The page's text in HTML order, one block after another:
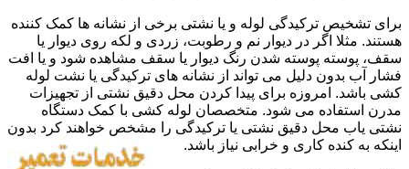
برای تشخیص ترکیدگی لوله و یا نشتی برخی از نشانه ها کمک کننده
هستند. مثلا اگر در دیوار نم و رطوبت، زردی و لکه روی دیوار یا
سقف، پوسته پوسته شدن رنگ دیوار یا سقف مشاهده شود و یا افت
فشار آب بدون دلیل می تواند از نشانه های ترکیدگی یا نشت لوله
کشی باشد. امروزه برای پیدا کردن محل دقیق نشتی از تجهیزات
مدرن استفاده می شود. متخصصان لوله کشی با کمک دستگاه
نشتی یاب محل دقیق نشتی یا ترکیدگی را مشخص خواهند کرد بدون
اینکه به کنده کاری و خرابی نیاز باشد.